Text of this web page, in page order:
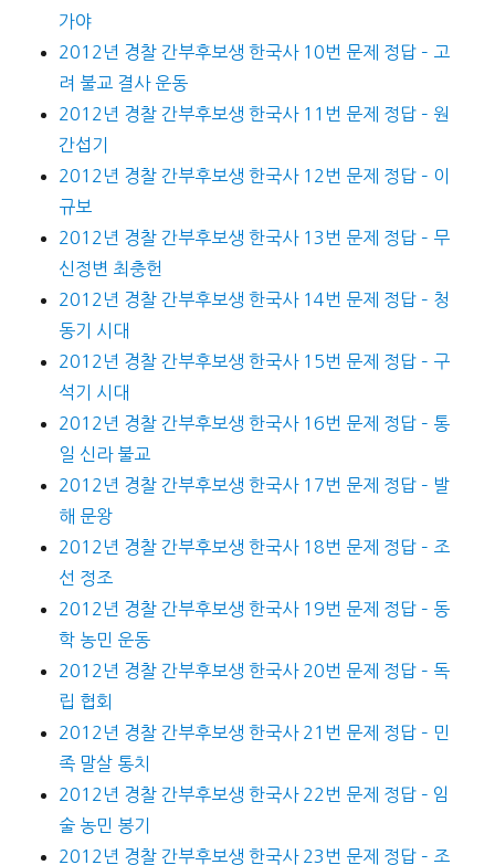
가야
2012년 경찰 간부후보생 한국사 10번 문제 정답 – 고
려 불교 결사 운동
2012년 경찰 간부후보생 한국사 11번 문제 정답 – 원
간섭기
2012년 경찰 간부후보생 한국사 12번 문제 정답 – 이
규보
2012년 경찰 간부후보생 한국사 13번 문제 정답 – 무
신정변 최충헌
2012년 경찰 간부후보생 한국사 14번 문제 정답 – 청
동기 시대
2012년 경찰 간부후보생 한국사 15번 문제 정답 – 구
석기 시대
2012년 경찰 간부후보생 한국사 16번 문제 정답 – 통
일 신라 불교
2012년 경찰 간부후보생 한국사 17번 문제 정답 – 발
해 문왕
2012년 경찰 간부후보생 한국사 18번 문제 정답 – 조
선 정조
2012년 경찰 간부후보생 한국사 19번 문제 정답 – 동
학 농민 운동
2012년 경찰 간부후보생 한국사 20번 문제 정답 – 독
립 협회
2012년 경찰 간부후보생 한국사 21번 문제 정답 – 민
족 말살 통치
2012년 경찰 간부후보생 한국사 22번 문제 정답 – 임
술 농민 봉기
2012년 경찰 간부후보생 한국사 23번 문제 정답 – 조